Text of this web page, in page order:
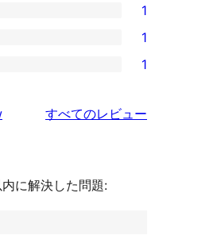
1
1
1
すべてのレビュー
に解決した問題: